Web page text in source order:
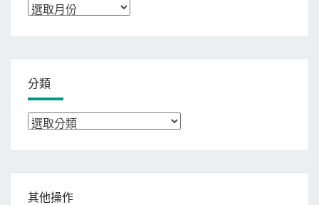
彙
分類
分
其他操作